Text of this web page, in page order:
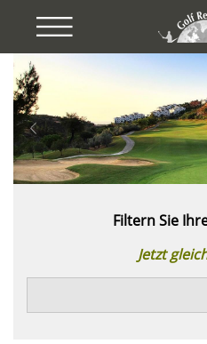
Previous
Filtern Sie
Jetzt